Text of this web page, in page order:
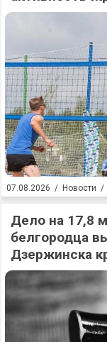
07.08.2026 / Новости /
Дело на 17,8
белгородца
Дзержинска